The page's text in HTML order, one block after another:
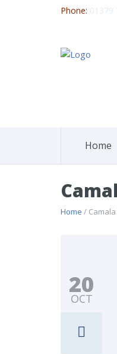
Phone: 01379
Home
Home /
20
OCT